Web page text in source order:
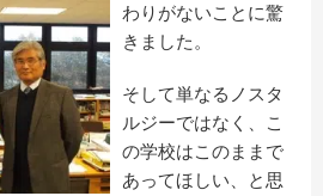
わりがないことに驚
きました。
そして単なるノスタ
ルジーではなく、こ
の学校はこのままで
あってほしい、と思